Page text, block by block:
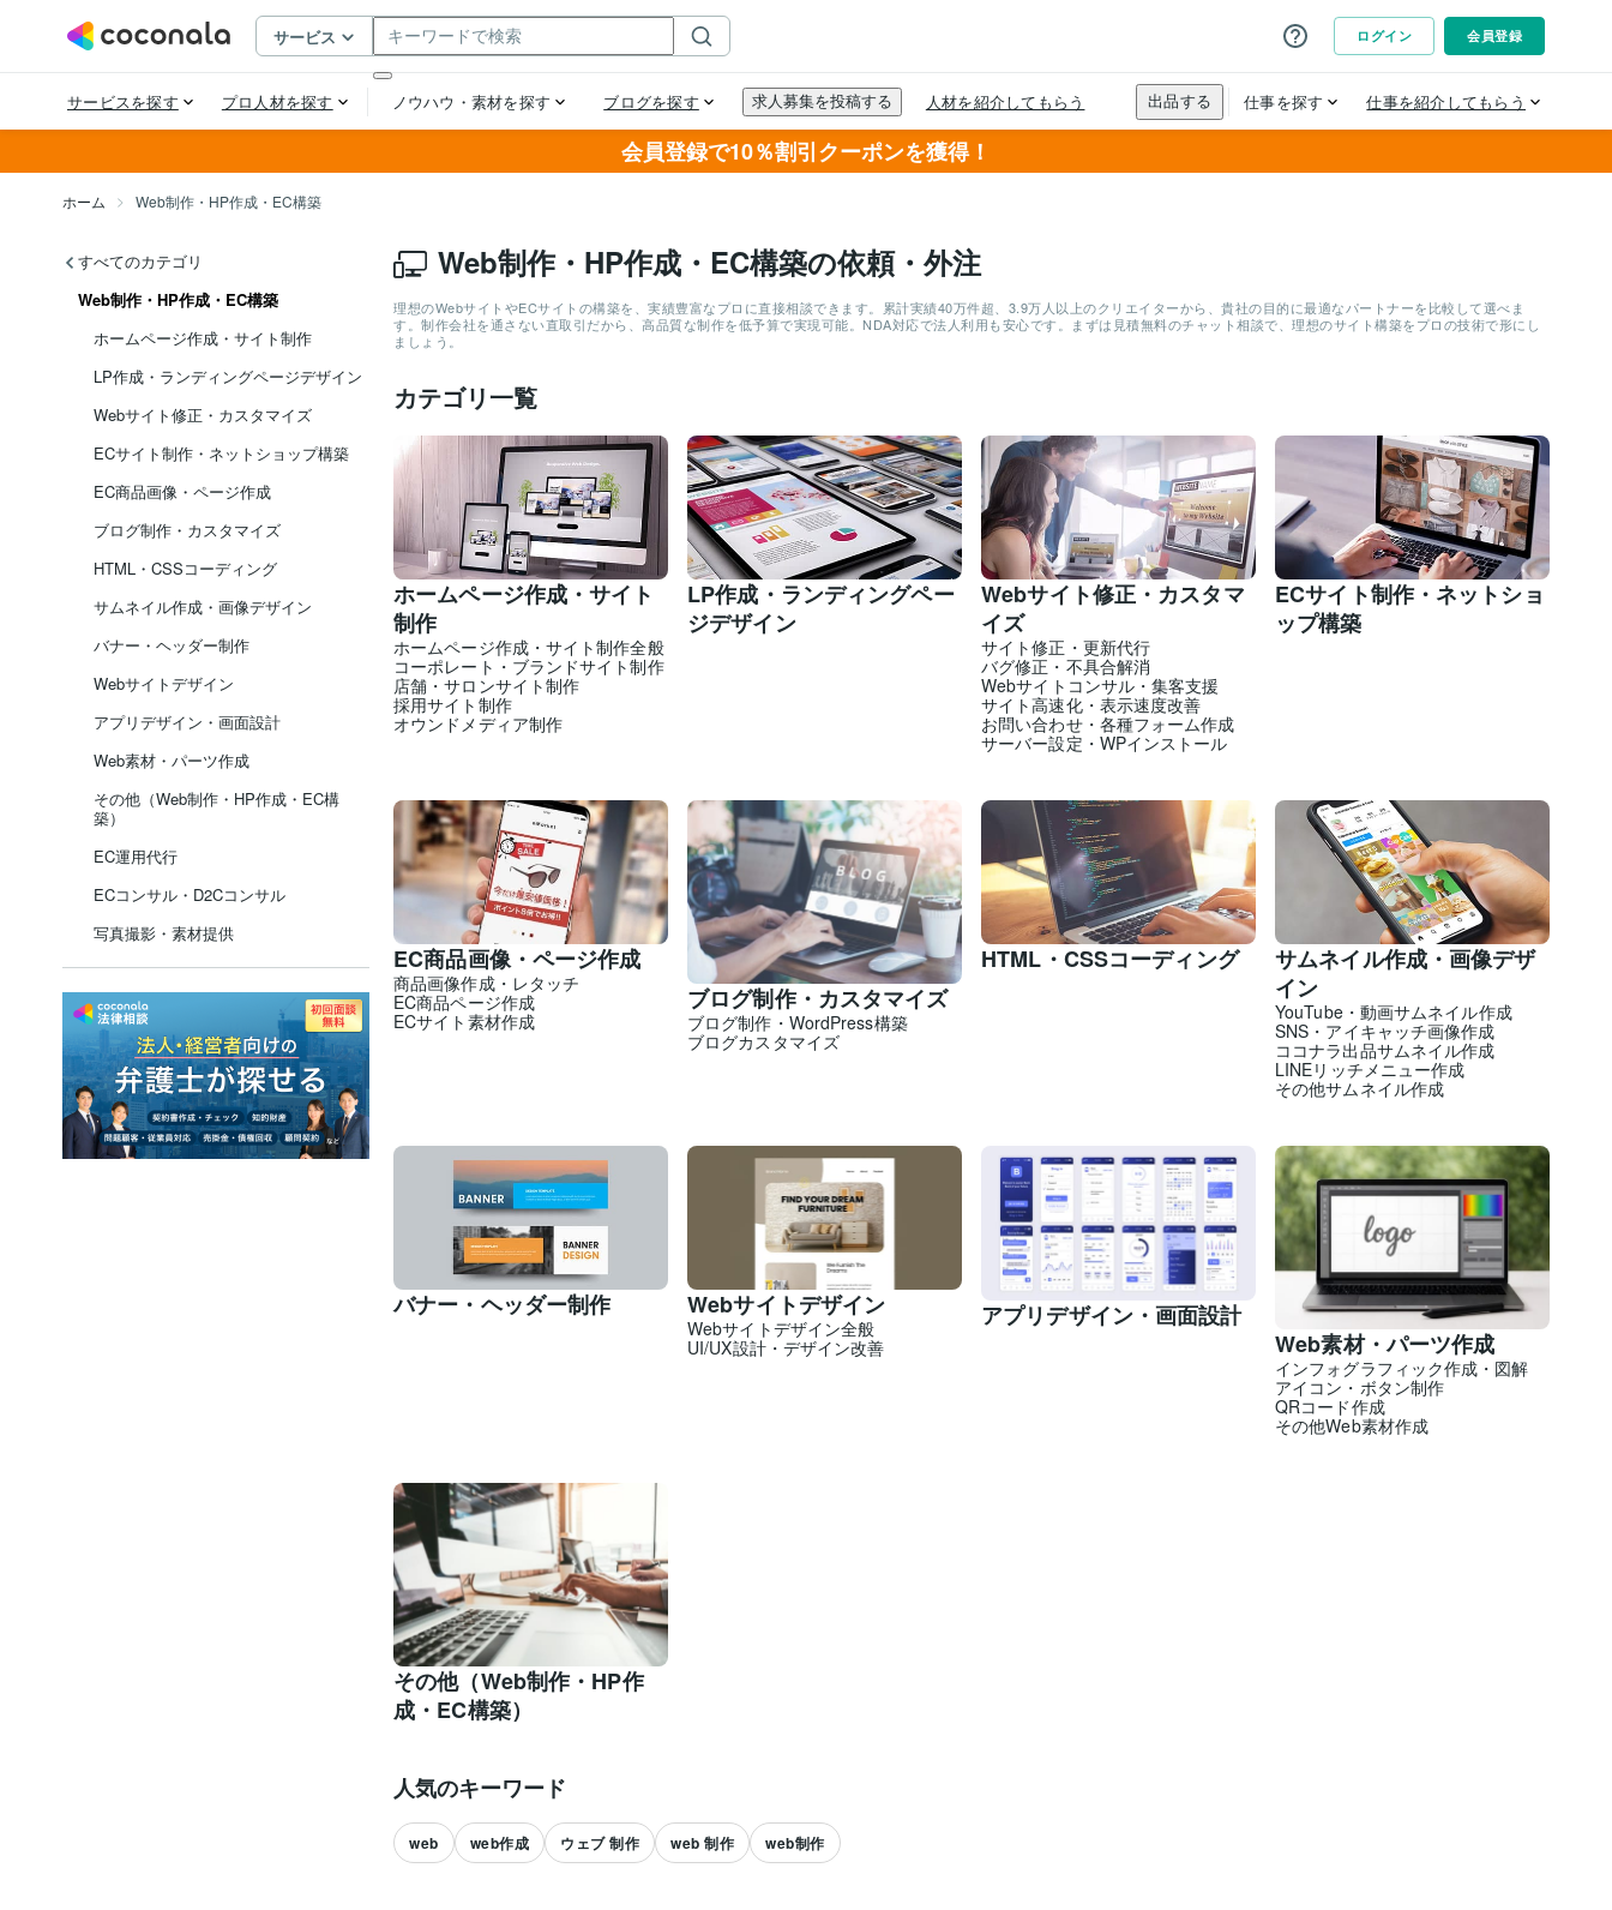
会員登録で10％割引クーポンを獲得！
ホーム Web制作・HP作成・EC構築
すべてのカテゴリ
Web制作・HP作成・EC構築
ホームページ作成・サイト制作
LP作成・ランディングページデザイン
Webサイト修正・カスタマイズ
ECサイト制作・ネットショップ構築
EC商品画像・ページ作成
ブログ制作・カスタマイズ
HTML・CSSコーディング
サムネイル作成・画像デザイン
バナー・ヘッダー制作
Webサイトデザイン
アプリデザイン・画面設計
Web素材・パーツ作成
その他（Web制作・HP作成・EC構
築）
EC運用代行
ECコンサル・D2Cコンサル
写真撮影・素材提供
Web制作・HP作成・EC構築の依頼・外注
理想のWebサイトやECサイトの構築を、実績豊富なプロに直接相談できます。累計実績40万件超、3.9万人以上のクリエイターから、貴社の目的に最適なパートナーを比較して選べま
す。制作会社を通さない直取引だから、高品質な制作を低予算で実現可能。NDA対応で法人利用も安心です。まずは見積無料のチャット相談で、理想のサイト構築をプロの技術で形にし
ましょう。
カテゴリ一覧
ホームページ作成・サイト
制作
ホームページ作成・サイト制作全般
コーポレート・ブランドサイト制作
店舗・サロンサイト制作
採用サイト制作
オウンドメディア制作
LP作成・ランディングペー
ジデザイン
Webサイト修正・カスタマ
イズ
サイト修正・更新代行
バグ修正・不具合解消
Webサイトコンサル・集客支援
サイト高速化・表示速度改善
お問い合わせ・各種フォーム作成
サーバー設定・WPインストール
ECサイト制作・ネットショ
ップ構築
EC商品画像・ページ作成
商品画像作成・レタッチ
EC商品ページ作成
ECサイト素材作成
ブログ制作・カスタマイズ
ブログ制作・WordPress構築
ブログカスタマイズ
HTML・CSSコーディング
サムネイル作成・画像デザ
イン
YouTube・動画サムネイル作成
SNS・アイキャッチ画像作成
ココナラ出品サムネイル作成
LINEリッチメニュー作成
その他サムネイル作成
バナー・ヘッダー制作 Webサイトデザイン
Webサイトデザイン全般
UI/UX設計・デザイン改善
アプリデザイン・画面設計
Web素材・パーツ作成
インフォグラフィック作成・図解
アイコン・ボタン制作
QRコード作成
その他Web素材作成
その他（Web制作・HP作
成・EC構築）
人気のキーワード
web web作成 ウェブ 制作 web 制作 web制作